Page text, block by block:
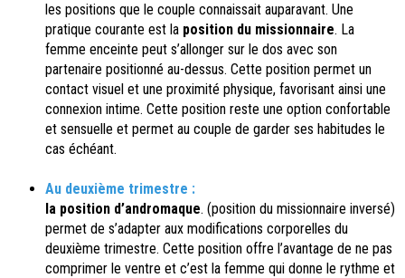
les positions que le couple connaissait auparavant. Une
pratique courante est la position du missionnaire. La
femme enceinte peut s’allonger sur le dos avec son
partenaire positionné au-dessus. Cette position permet un
contact visuel et une proximité physique, favorisant ainsi une
connexion intime. Cette position reste une option confortable
et sensuelle et permet au couple de garder ses habitudes le
cas échéant.
Au deuxième trimestre :
la position d’andromaque. (position du missionnaire inversé)
permet de s’adapter aux modifications corporelles du
deuxième trimestre. Cette position offre l’avantage de ne pas
comprimer le ventre et c’est la femme qui donne le rythme et